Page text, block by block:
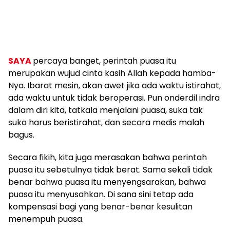
SAYApercaya banget, perintah puasa itu
merupakan wujud cinta kasih Allah kepada hamba-
Nya. Ibarat mesin, akan awet jika ada waktu istirahat,
ada waktu untuk tidak beroperasi. Pun onderdil indra
dalam diri kita, tatkala menjalani puasa, suka tak
suka harus beristirahat, dan secara medis malah
bagus.
Secara fikih, kita juga merasakan bahwa perintah
puasa itu sebetulnya tidak berat. Sama sekali tidak
benar bahwa puasa itu menyengsarakan, bahwa
puasa itu menyusahkan. Di sana sini tetap ada
kompensasi bagi yang benar-benar kesulitan
menempuh puasa.